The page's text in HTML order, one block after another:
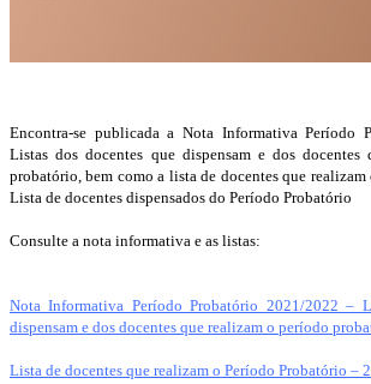
Encontra-se publicada a Nota Informativa Período
Listas dos docentes que dispensam e dos
probatório, bem como a lista de docentes que
Lista de docentes dispensados do Período Probatório
Consulte a nota informativa e as listas:
Nota Informativa Período Probatório 2021/2022 –
dispensam e dos docentes que realizam o período
Lista de docentes que realizam o Período Probatório –